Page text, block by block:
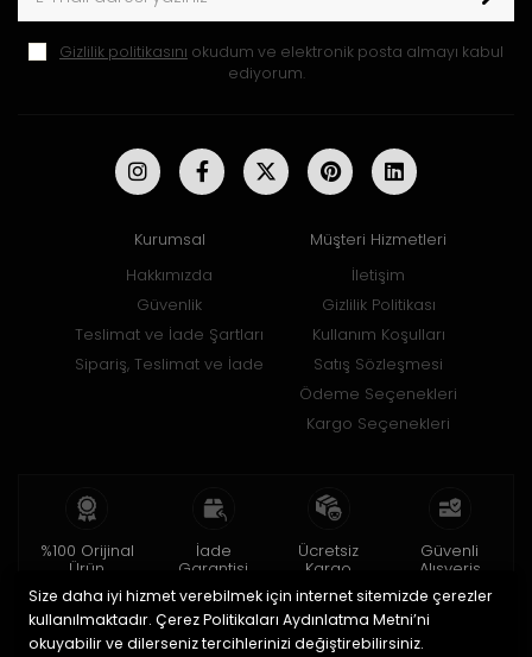
Gizlilik politikasını okudum ve elektronik posta almayı kabul
ediyorum.
Kurumsal
Hakkımızda
Güvenlik
Teslimat ve İade Şartları
Sipariş, Teslimat ve İade
Müşteri Hizmetleri
İletişim
Gizlilik Politikası
Kullanım Koşulları
Satış Sözleşmesi
Ödeme Seçenekleri
Kargo Seçenekleri
%100 Orijinal
Ürün
2 yıl garanti
İade
Garantisi
15 gün içinde
iade
Ücretsiz
Kargo
150 TL ve üzeri
Güvenli
Alışveriş
256bit SSL ile
Size daha iyi hizmet verebilmek için internet sitemizde çerezler
kullanılmaktadır. Çerez Politikaları Aydınlatma Metni’ni
okuyabilir ve dilerseniz tercihlerinizi değiştirebilirsiniz.